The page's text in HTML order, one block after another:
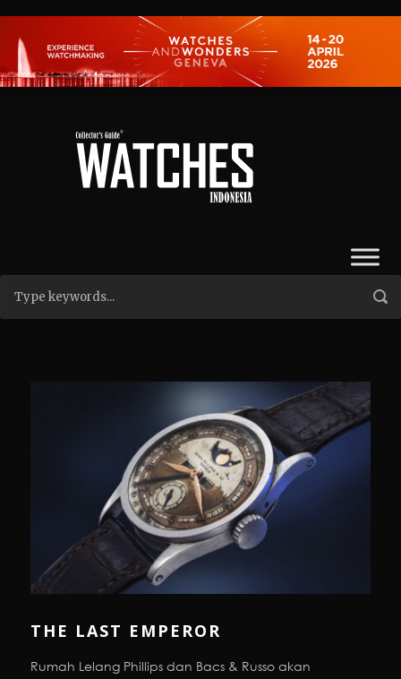
THE LAST EMPEROR
Rumah Lelang Phillips dan Bacs & Russo akan